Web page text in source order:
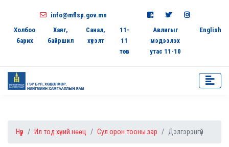
info@mflsp.gov.mn
Холбоо
барих
Хаяг,
байршил
Санал,
хүсэлт
11-
11
төв
Авлигыг
мэдээлэх
утас 11-10
English
Нүүр Ил тод хүний нөөц Сул орон тооны зар Дэлгэрэнгүй